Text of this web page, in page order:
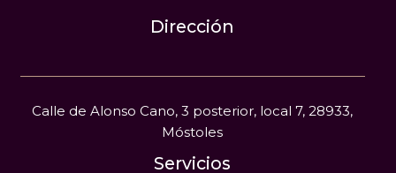
Dirección
Calle de Alonso Cano, 3 posterior, local 7, 28933,
Móstoles
Servicios